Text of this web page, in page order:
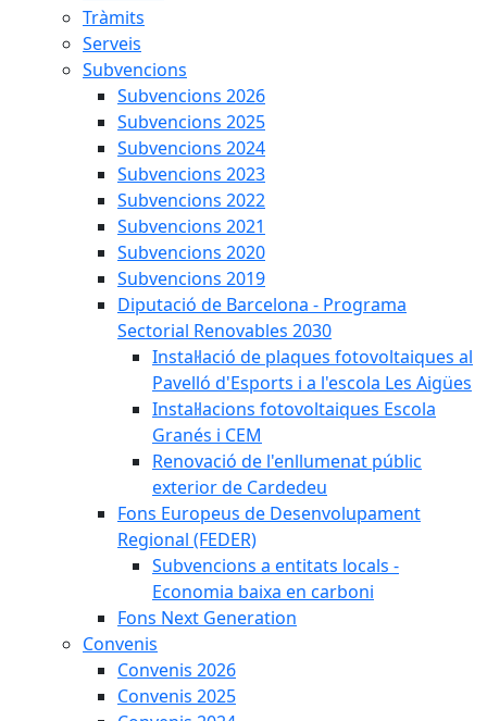
Tràmits
Serveis
Subvencions
Subvencions 2026
Subvencions 2025
Subvencions 2024
Subvencions 2023
Subvencions 2022
Subvencions 2021
Subvencions 2020
Subvencions 2019
Diputació de Barcelona - Programa
Sectorial Renovables 2030
Instal·lació de plaques fotovoltaiques al
Pavelló d'Esports i a l'escola Les Aigües
Instal·lacions fotovoltaiques Escola
Granés i CEM
Renovació de l'enllumenat públic
exterior de Cardedeu
Fons Europeus de Desenvolupament
Regional (FEDER)
Subvencions a entitats locals -
Economia baixa en carboni
Fons Next Generation
Convenis
Convenis 2026
Convenis 2025